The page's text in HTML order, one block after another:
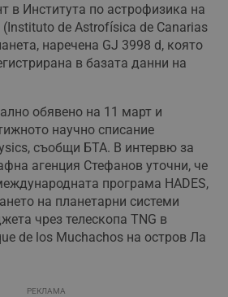
в Института по астрофизика на
(Instituto de Astrofísica de Canarias
наречена GJ 3998 d, която
в базата данни на
обявено на 11 март и
научно списание
съобщи БТА. В интервю за
агенция Стефанов уточни, че
програма HADES,
на планетарни системи
чрез телескопа TNG в
de los Muchachos на остров Ла
РЕКЛАМА